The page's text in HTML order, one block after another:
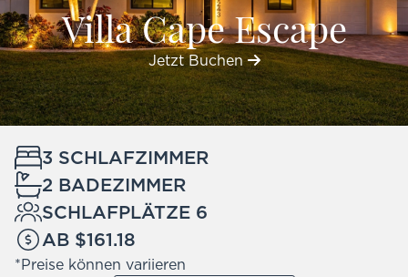
Villa Cape Escape
Jetzt Buchen
3 SCHLAFZIMMER
2 BADEZIMMER
SCHLAFPLÄTZE 6
AB $161.18
*Preise können variieren